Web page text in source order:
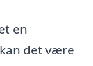
en
det være